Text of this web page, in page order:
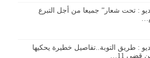
: تحت شعار” جميعا من أجل التبرع
: طريق التوبة..تفاصيل خطيرة يحكيها
قضى 11…